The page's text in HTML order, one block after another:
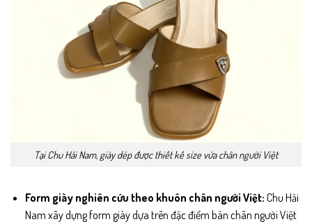
Tại Chu Hải Nam, giày dép được thiết kế size vừa chân người Việt
Form giày nghiên cứu theo khuôn chân người Việt: Chu Hải
Nam xây dựng form giày dựa trên đặc điểm bàn chân người Việt